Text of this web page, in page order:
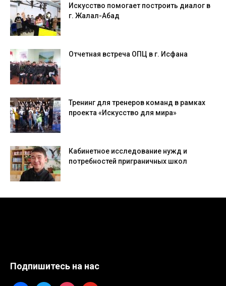
Искусство помогает построить диалог в
г. Жалал-Абад
Отчетная встреча ОПЦ в г. Исфана
Тренинг для тренеров команд в рамках
проекта «Искусство для мира»
Кабинетное исследование нужд и
потребностей приграничных школ
Подпишитесь на нас